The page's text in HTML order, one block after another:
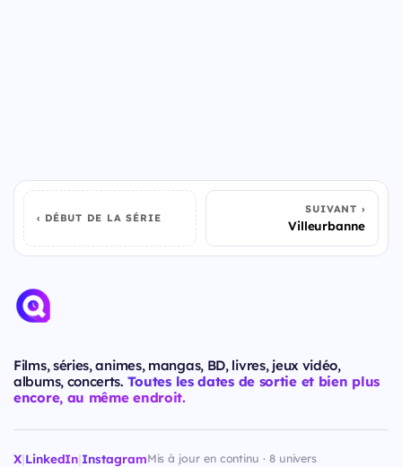
DÉBUT DE LA SÉRIE
SUIVANT
Villeurbanne
Films, séries, animes, mangas, BD, livres, jeux vidéo,
albums, concerts. Toutes les dates de sortie et bien plus
encore, au même endroit.
X|LinkedIn|InstagramMis à jour en continu · 8 univers